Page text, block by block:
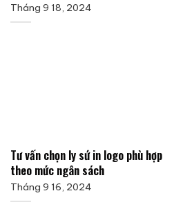
Tháng 9 18, 2024
Tư vấn chọn ly sứ in logo phù hợp
theo mức ngân sách
Tháng 9 16, 2024